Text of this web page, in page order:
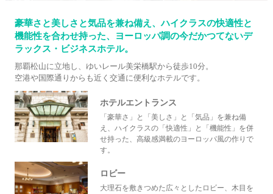
豪華さと美しさと気品を兼ね備え、ハイクラスの快適性と
機能性を合わせ持った、ヨーロッパ調の今だかつてないデ
ラックス・ビジネスホテル。
那覇松山に立地し、ゆいレール美栄橋駅から徒歩10分。
空港や国際通りからも近く交通に便利なホテルです。
ホテルエントランス
「豪華さ」と「美しさ」と「気品」を兼ね備
え、ハイクラスの「快適性」と「機能性」を併
せ持った、高級感満載のヨーロッパ風の作りで
す。
ロビー
大理石を敷きつめた広々としたロビー、木目を